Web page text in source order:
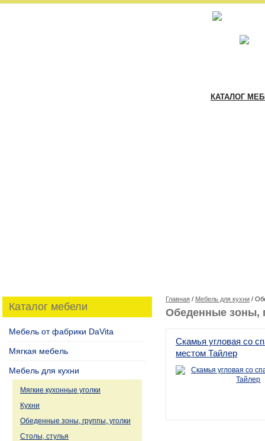
КАТАЛОГ
Каталог мебели
Мебель от фабрики DaVita
Мягкая мебель
Мебель для кухни
Мягкие кухонные уголки
Кухни
Обеденные зоны, группы, уголки
Столы, стулья
Главная / Мебель для кухни /
Обеденные зоны,
Скамья угловая со
местом Тайлер